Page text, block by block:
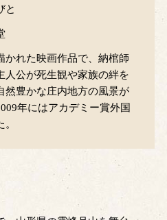
と
かれた映画作品で、納棺師
人公が死生観や家族の絆を
然豊かな庄内地方の風景が
年にはアカデミー賞外国